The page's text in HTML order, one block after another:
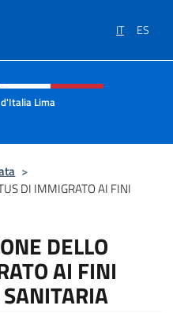
IT ES
e menù
Lima
>
DI IMMIGRATO AI FINI
DELLO
AI FINI
SANITARIA